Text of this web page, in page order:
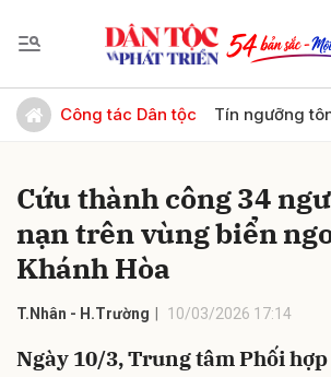
Công tác Dân tộc Tín ngưỡng
Cứu thành công 34
nạn trên vùng biển
Khánh Hòa
T.Nhân - H.Trường 10/03/2026 17:14
Ngày 10/3, Trung tâm Phối
Gửi bình luận